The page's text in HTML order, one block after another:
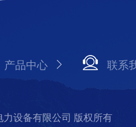
产品中心 联系
设备有限公司 版权所有